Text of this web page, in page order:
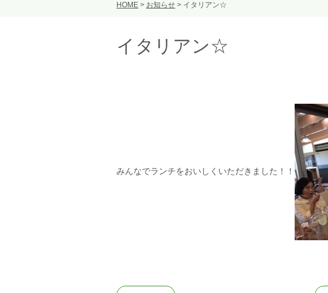
HOME > お知らせ > イタリアン☆
イタリアン☆
みんなでランチをおいしくいただきました！！